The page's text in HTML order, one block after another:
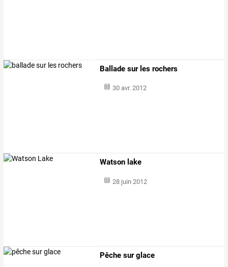
Ballade sur les rochers
30 avr. 2012
Watson lake
28 juin 2012
Pêche sur glace